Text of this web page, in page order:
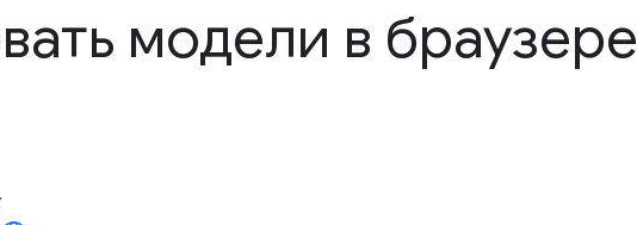
модели в браузере